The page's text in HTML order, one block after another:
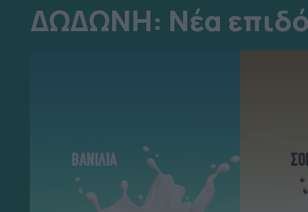
ΔΩΔΩΝΗ: Νέα